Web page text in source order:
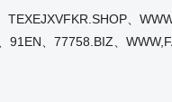
、
、77758.BIZ、